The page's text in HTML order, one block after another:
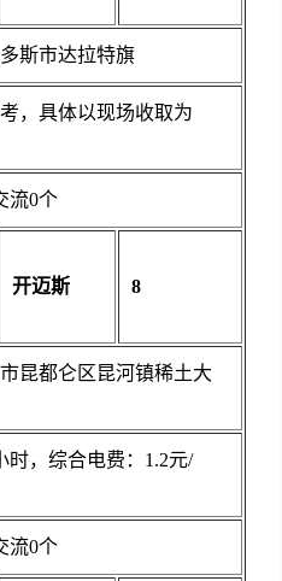
斯市达拉特旗
，具体以现场收取为
流0个
开迈斯 8
昆都仑区昆河镇稀土大
时，综合电费：1.2元/
流0个